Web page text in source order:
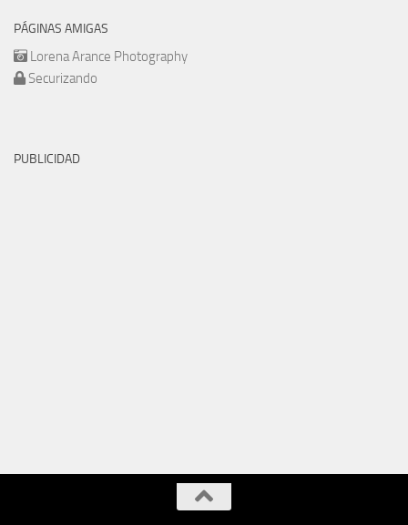
PÁGINAS AMIGAS
Lorena Arance Photography
Securizando
PUBLICIDAD